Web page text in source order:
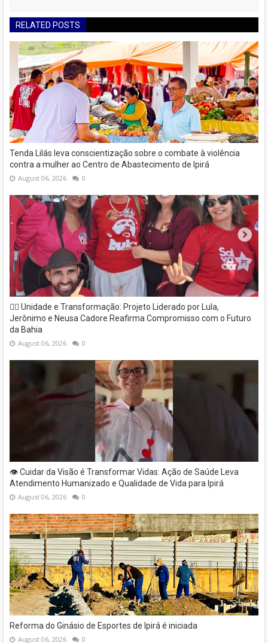
RELATED POSTS
Tenda Lilás leva conscientização sobre o combate à violência
contra a mulher ao Centro de Abastecimento de Ipirá
August 06, 2026 0
✊🏽 Unidade e Transformação: Projeto Liderado por Lula,
Jerônimo e Neusa Cadore Reafirma Compromisso com o Futuro
da Bahia
August 06, 2026 0
👁️ Cuidar da Visão é Transformar Vidas: Ação de Saúde Leva
Atendimento Humanizado e Qualidade de Vida para Ipirá
August 06, 2026 0
Reforma do Ginásio de Esportes de Ipirá é iniciada
August 06, 2026 0